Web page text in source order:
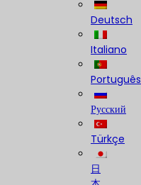
Deutsch
Italiano
Português
Русский
Türkçe
日